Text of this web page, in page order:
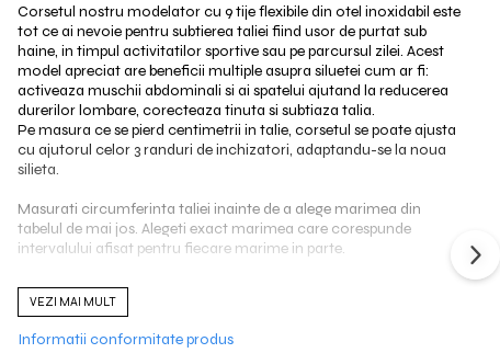
Corsetul nostru modelator cu 9 tije flexibile din otel inoxidabil este
tot ce ai nevoie pentru subtierea taliei fiind usor de purtat sub
haine, in timpul activitatilor sportive sau pe parcursul zilei. Acest
model apreciat are beneficii multiple asupra siluetei cum ar fi:
activeaza muschii abdominali si ai spatelui ajutand la reducerea
durerilor lombare, corecteaza tinuta si subtiaza talia.
Pe masura ce se pierd centimetrii in talie, corsetul se poate ajusta
cu ajutorul celor 3 randuri de inchizatori, adaptandu-se la noua
silieta.
Masurati circumferinta taliei inainte de a alege marimea din
tabelul de mai jos. Alegeti exact marimea care corespunde
intervalului afisat pentru fiecare marime in parte.
Marime
XXS
52-58 cm
VEZI MAI MULT
Informatii conformitate produs